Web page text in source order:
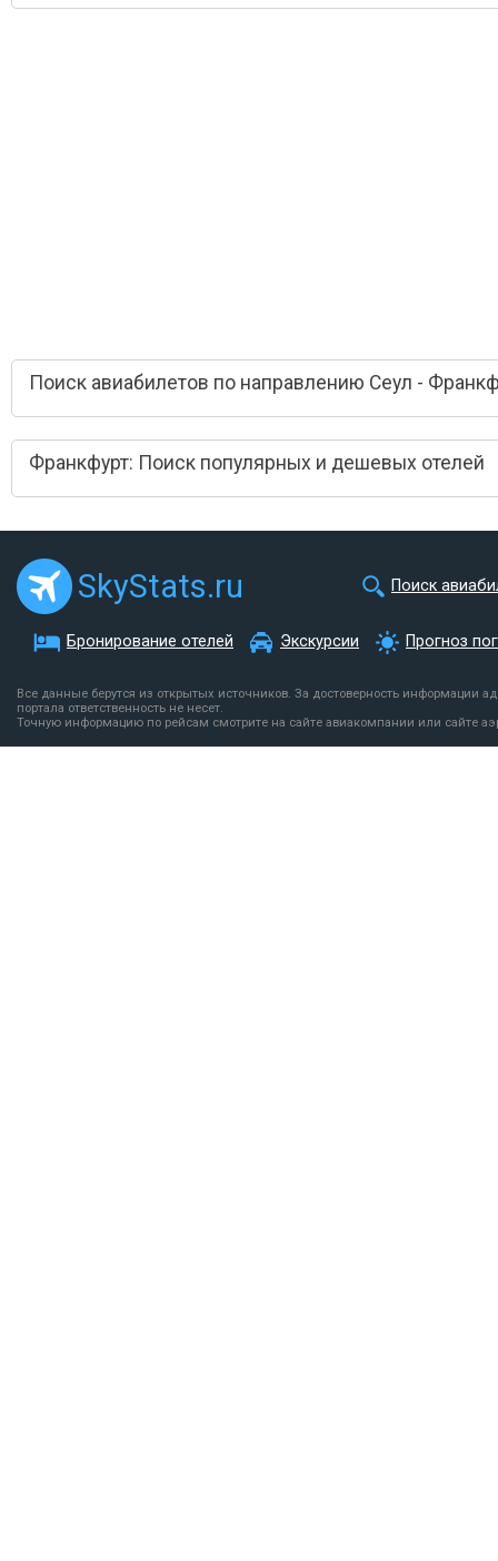
Поиск авиабилетов по направлению Сеул -
Франкфурт: Поиск популярных и дешевых отелей
SkyStats.ru Поиск
Бронирование отелей Экскурсии Прогноз
Все данные берутся из открытых источников. За достоверность информации
портала ответственность не несет.
Точную информацию по рейсам смотрите на сайте авиакомпании или сайте